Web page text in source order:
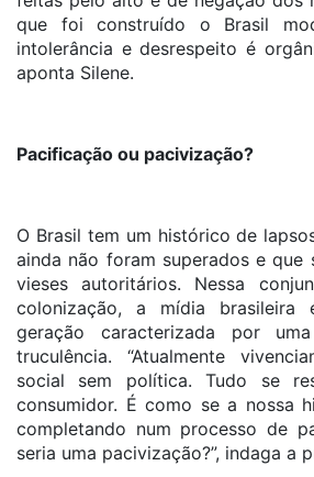
que foi construído o Brasil
intolerância e desrespeito é
aponta Silene.
Pacificação ou pacivização?
O Brasil tem um histórico de
ainda não foram superados e que
vieses autoritários. Nessa
colonização, a mídia brasileira
geração caracterizada por
truculência. “Atualmente
social sem política. Tudo se
consumidor. É como se a nossa
completando num processo de
seria uma pacivização?”, indaga a